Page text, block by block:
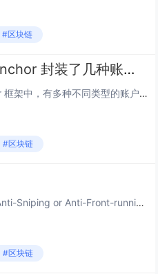
#区块链
Solana合约：来看看 Anchor 封装了几种账户类型
<!--StartFragment--> 在 Anchor 框架中，有多种不同类型的账户和相关模块，每种类型都有其特定的用途和场景。Anchor对其进行了封装，不同的庄户类型有不同的作用，那我们在写合约的时候可能会疑惑，这么多...
#区块链
在Solana区块链中，防夹刷量（Anti-Sniping or Anti-Front-running）通常是指防止恶意交易者通过抢先交易（front-running）或者利用某些信息差进行不公平套利的行为。这类行为可能会导致一些问题，比如...
#区块链